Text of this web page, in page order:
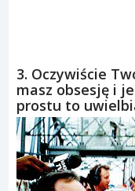
3. Oczywiście
masz obsesję i
prostu to